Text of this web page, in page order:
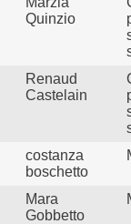
Quinzio
Renaud
Castelain
costanza
boschetto
Mara
Gobbetto